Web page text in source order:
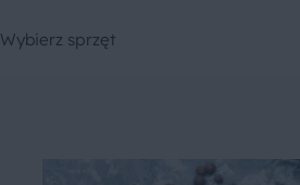
Wybierz sprzęt